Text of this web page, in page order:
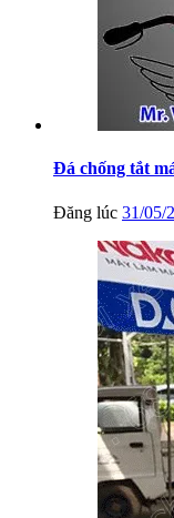
Đá chống tắt
Đăng lúc 31/05/